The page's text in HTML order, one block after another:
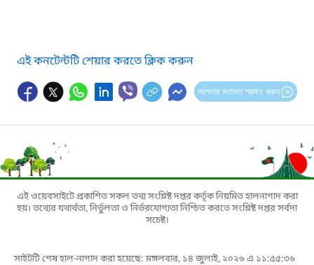
এই কনটেন্টটি শেয়ার করতে ক্লিক করুন
আপনার মতামত প্রদান করুন
এই ওয়েবসাইটে প্রকাশিত সকল তথ্য সংশ্লিষ্ট দপ্তর কর্তৃক নিয়মিত হালনাগাদ করা
হয়। তথ্যের যথার্থতা, নির্ভুলতা ও নির্ভরযোগ্যতা নিশ্চিত করতে সংশ্লিষ্ট দপ্তর সর্বদা
সচেষ্ট।
সাইটটি শেষ হাল-নাগাদ করা হয়েছে: মঙ্গলবার, ১৪ জুলাই, ২০২৬ এ ১১:৫৫:৩৬